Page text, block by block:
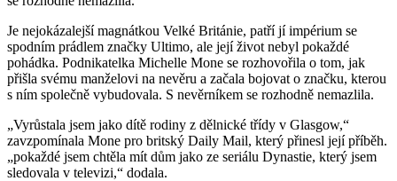
Je nejokázalejší magnátkou Velké Británie, patří jí impérium se
spodním prádlem značky Ultimo, ale její život nebyl pokaždé
pohádka. Podnikatelka Michelle Mone se rozhovořila o tom, jak
přišla svému manželovi na nevěru a začala bojovat o značku, kterou
s ním společně vybudovala. S nevěrníkem se rozhodně nemazlila.
„Vyrůstala jsem jako dítě rodiny z dělnické třídy v Glasgow,“
zavzpomínala Mone pro britský Daily Mail, který přinesl její příběh.
„pokaždé jsem chtěla mít dům jako ze seriálu Dynastie, který jsem
sledovala v televizi,“ dodala.